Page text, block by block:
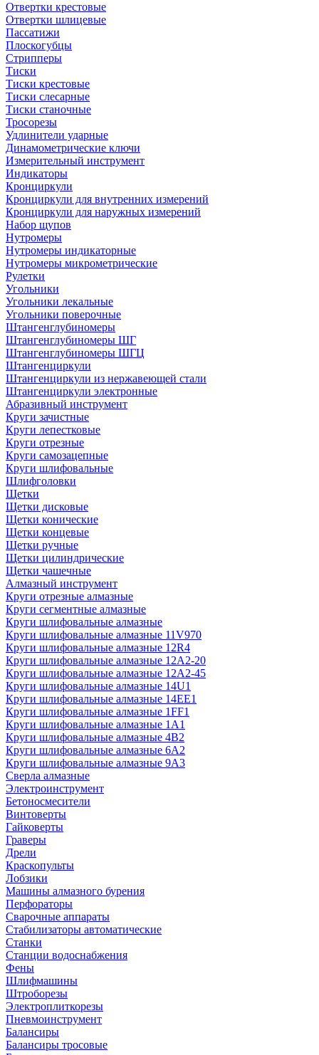
Отвертки крестовые
Отвертки шлицевые
Пассатижи
Плоскогубцы
Стрипперы
Тиски
Тиски крестовые
Тиски слесарные
Тиски станочные
Тросорезы
Удлинители ударные
Динамометрические ключи
Измерительный инструмент
Индикаторы
Кронциркули
Кронциркули для внутренних измерений
Кронциркули для наружных измерений
Набор щупов
Нутромеры
Нутромеры индикаторные
Нутромеры микрометрические
Рулетки
Угольники
Угольники лекальные
Угольники поверочные
Штангенглубиномеры
Штангенглубиномеры ШГ
Штангенглубиномеры ШГЦ
Штангенциркули
Штангенциркули из нержавеющей стали
Штангенциркули электронные
Абразивный инструмент
Круги зачистные
Круги лепестковые
Круги отрезные
Круги самозацепные
Круги шлифовальные
Шлифголовки
Щетки
Щетки дисковые
Щетки конические
Щетки концевые
Щетки ручные
Щетки цилиндрические
Щетки чашечные
Алмазный инструмент
Круги отрезные алмазные
Круги сегментные алмазные
Круги шлифовальные алмазные
Круги шлифовальные алмазные 11V970
Круги шлифовальные алмазные 12R4
Круги шлифовальные алмазные 12А2-20
Круги шлифовальные алмазные 12А2-45
Круги шлифовальные алмазные 14U1
Круги шлифовальные алмазные 14ЕЕ1
Круги шлифовальные алмазные 1FF1
Круги шлифовальные алмазные 1А1
Круги шлифовальные алмазные 4В2
Круги шлифовальные алмазные 6A2
Круги шлифовальные алмазные 9А3
Сверла алмазные
Электроинструмент
Бетоносмесители
Винтоверты
Гайковерты
Граверы
Дрели
Краскопульты
Лобзики
Машины алмазного бурения
Перфораторы
Сварочные аппараты
Стабилизаторы автоматические
Станки
Станции водоснабжения
Фены
Шлифмашины
Штроборезы
Электроплиткорезы
Пневмоинструмент
Балансиры
Балансиры тросовые